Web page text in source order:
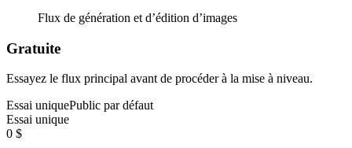
Flux de génération et d’édition d’images
Gratuite
Essayez le flux principal avant de procéder à la mise à niveau.
Essai uniquePublic par défaut
Essai unique
0 $